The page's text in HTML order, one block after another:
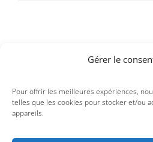
Gérer le
Pour offrir les meilleures expériences,
telles que les cookies pour stocker et/ou
appareils.